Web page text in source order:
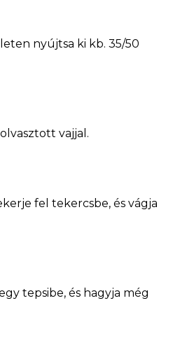
nyújtsa ki kb. 35/50
vajjal.
fel tekercsbe, és vágja
tepsibe, és hagyja még